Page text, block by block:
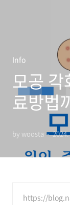
Info
모공 각
료방법
by woosta
https://